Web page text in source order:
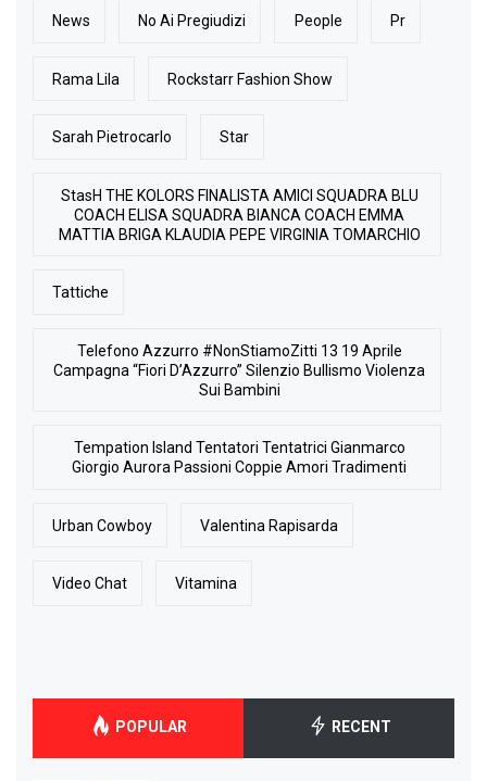
News No Ai Pregiudizi People Pr
Rama Lila Rockstarr Fashion Show
Sarah Pietrocarlo Star
StasH THE KOLORS FINALISTA AMICI SQUADRA BLU
COACH ELISA SQUADRA BIANCA COACH EMMA
MATTIA BRIGA KLAUDIA PEPE VIRGINIA TOMARCHIO
Tattiche
Telefono Azzurro #NonStiamoZitti 13 19 Aprile
Campagna “Fiori D’Azzurro” Silenzio Bullismo Violenza
Sui Bambini
Tempation Island Tentatori Tentatrici Gianmarco
Giorgio Aurora Passioni Coppie Amori Tradimenti
Urban Cowboy Valentina Rapisarda
Video Chat Vitamina
POPULAR RECENT